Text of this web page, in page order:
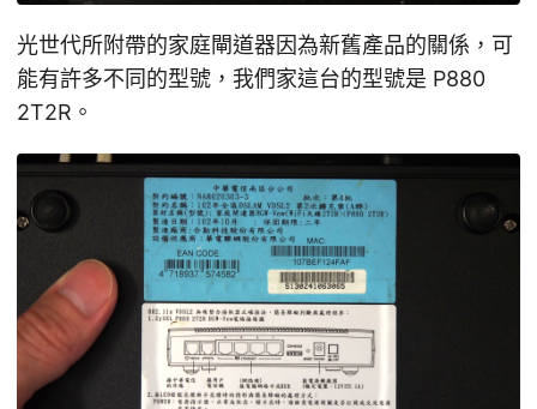
光世代所附帶的家庭閘道器因為新舊產品的關係，可
能有許多不同的型號，我們家這台的型號是 P880
2T2R。